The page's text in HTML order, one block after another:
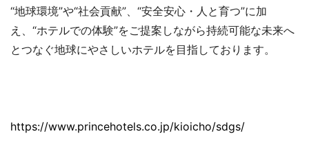
“地球環境”や“社会貢献”、“安全安心・人と育つ”に加
え、“ホテルでの体験”をご提案しながら持続可能な未来へ
とつなぐ地球にやさしいホテルを目指しております。
https://www.princehotels.co.jp/kioicho/sdgs/